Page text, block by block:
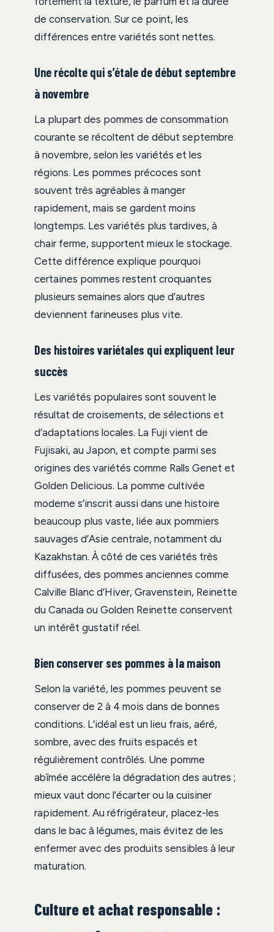
de conservation. Sur ce point, les
différences entre variétés sont nettes.
Une récolte qui s’étale de début septembre
à novembre
La plupart des pommes de consommation
courante se récoltent de début septembre
à novembre, selon les variétés et les
régions. Les pommes précoces sont
souvent très agréables à manger
rapidement, mais se gardent moins
longtemps. Les variétés plus tardives, à
chair ferme, supportent mieux le stockage.
Cette différence explique pourquoi
certaines pommes restent croquantes
plusieurs semaines alors que d’autres
deviennent farineuses plus vite.
Des histoires variétales qui expliquent leur
succès
Les variétés populaires sont souvent le
résultat de croisements, de sélections et
d’adaptations locales. La Fuji vient de
Fujisaki, au Japon, et compte parmi ses
origines des variétés comme Ralls Genet et
Golden Delicious. La pomme cultivée
moderne s’inscrit aussi dans une histoire
beaucoup plus vaste, liée aux pommiers
sauvages d’Asie centrale, notamment du
Kazakhstan. À côté de ces variétés très
diffusées, des pommes anciennes comme
Calville Blanc d’Hiver, Gravenstein, Reinette
du Canada ou Golden Reinette conservent
un intérêt gustatif réel.
Bien conserver ses pommes à la maison
Selon la variété, les pommes peuvent se
conserver de 2 à 4 mois dans de bonnes
conditions. L’idéal est un lieu frais, aéré,
sombre, avec des fruits espacés et
régulièrement contrôlés. Une pomme
abîmée accélère la dégradation des autres ;
mieux vaut donc l’écarter ou la cuisiner
rapidement. Au réfrigérateur, placez-les
dans le bac à légumes, mais évitez de les
enfermer avec des produits sensibles à leur
maturation.
Culture et achat responsable :